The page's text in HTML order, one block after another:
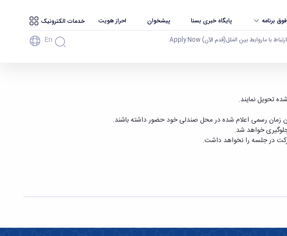
فوق برنامه پایگاه خبری بسنا پیشخوان احراز هویت خدمات الکترونیک
ارتباط با ماروابط بین الملل(قدم الآن) Apply Now En